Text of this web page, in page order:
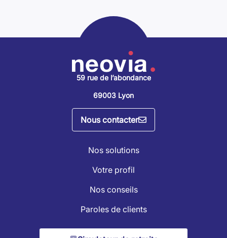
59 rue de l’abondance
69003 Lyon
Nous contacter
Nos solutions
Votre profil
Nos conseils
Paroles de clients